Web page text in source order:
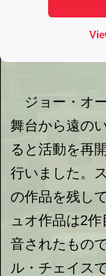
ジョー・オ
舞台から遠の
ると活動を再
行いました。
の作品を残し
ュオ作品は2
音されたもの
ル・チェイス